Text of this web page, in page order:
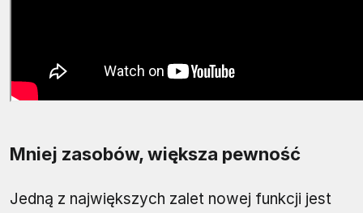
Mniej zasobów, większa pewność
Jedną z największych zalet nowej funkcji jest